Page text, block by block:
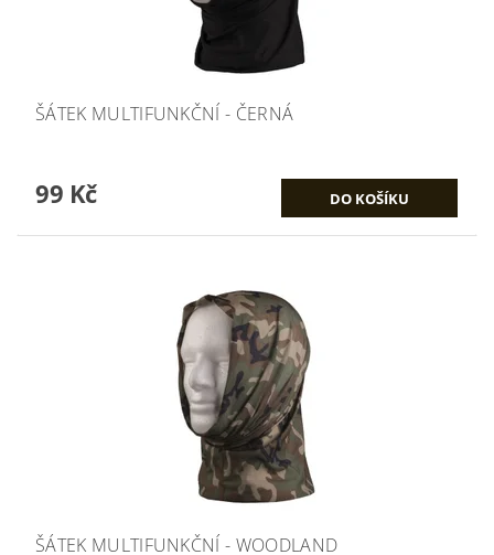
ŠÁTEK MULTIFUNKČNÍ - ČERNÁ
99 Kč
ŠÁTEK MULTIFUNKČNÍ - WOODLAND